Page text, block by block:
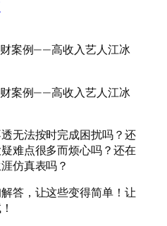
案例——高收入艺人江冰
案例——高收入艺人江冰
无法按时完成困扰吗？还
难点很多而烦心吗？还在
仿真表吗？
答，让这些变得简单！让